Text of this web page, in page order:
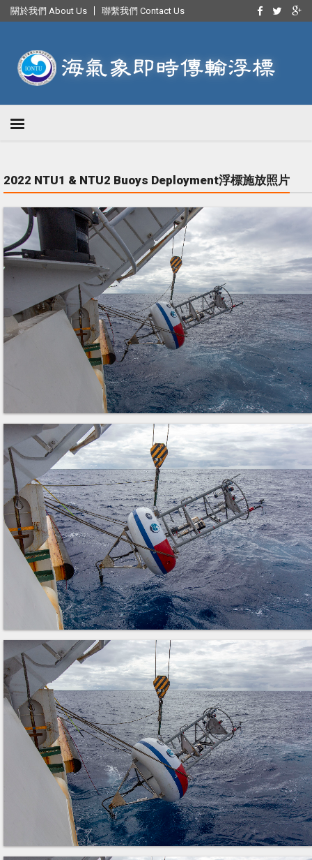
關於我們 About Us 聯繫我們 Contact Us
2022 NTU1 & NTU2 Buoys Deployment浮標施放照片